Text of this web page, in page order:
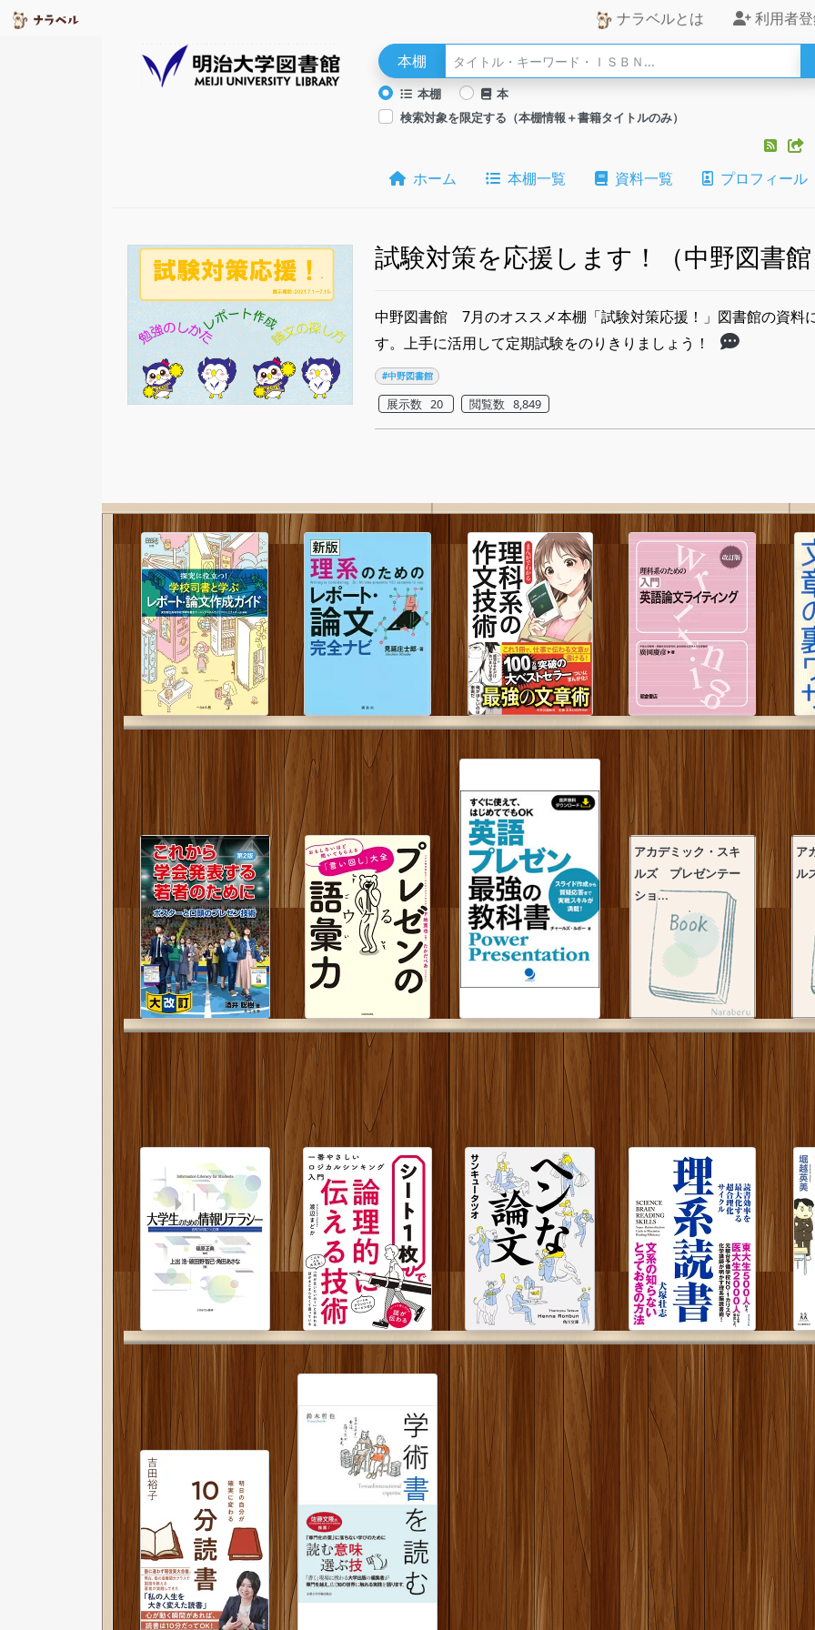
ナラベルとは 利用者
本棚
本棚
本
検索対象を限定する（本棚情報＋書籍タイトルのみ）
ホーム 本棚一覧 資料一覧 プロフィール
試験対策を応援します！（中野図書
中野図書館 7月のオススメ本棚「試験対策応援！」​​​図書館の資料
す。上手に活用して定期試験をのりきりましょう！
#中野図書館
展示数 20 閲覧数 8,849
アカデミック・スキ
ルズ プレゼンテー
ショ...
ア
ル